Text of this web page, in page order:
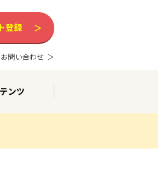
登録
お問い合わせ
ンツ